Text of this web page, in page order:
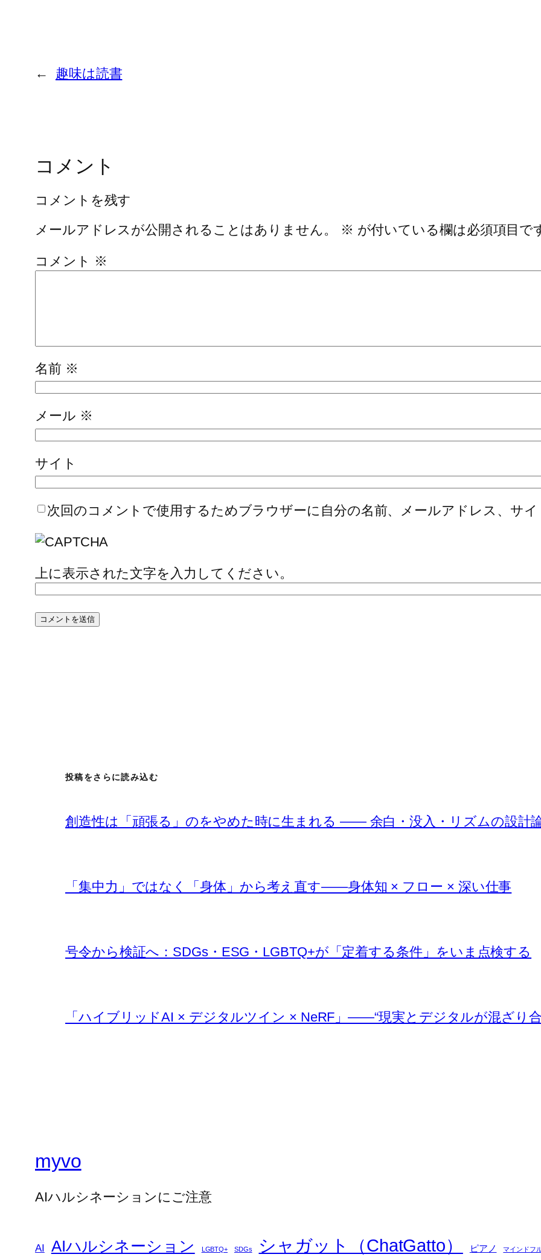
← 趣味は読書
コメント
コメントを残す
メールアドレスが公開されることはありません。
※ が付いている欄は必須項目で
コメント ※
名前 ※
メール ※
サイト
次回のコメントで使用するためブラウザーに自分の名前、メールアドレス、サ
上に表示された文字を入力してください。
投稿をさらに読み込む
創造性は「頑張る」のをやめた時に生まれる —— 余白・没入・リズムの設計
「集中力」ではなく「身体」から考え直す――身体知 × フロー × 深い仕事
号令から検証へ：SDGs・ESG・LGBTQ+が「定着する条件」をいま点検する
「ハイブリッドAI × デジタルツイン × NeRF」――“現実とデジタルが混ざり
myvo
AIハルシネーションにご注意
AI AIハルシネーション LGBTQ+ SDGs シャガット（ChatGatto） ピアノ マインドフ